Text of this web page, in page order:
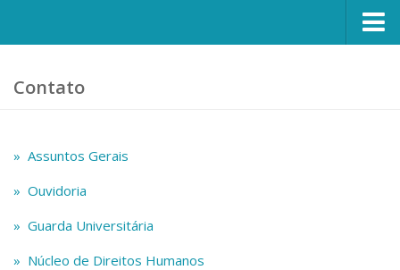
CONTATO
Escola, Institutos e Órgãos
Telefones e Mapas
Pessoas
Graduação
Pós-Graduação
Contato
» Assuntos Gerais
» Ouvidoria
» Guarda Universitária
» Núcleo de Direitos Humanos